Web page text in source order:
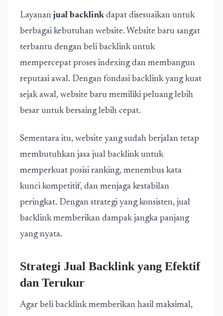
Layanan jual backlink dapat disesuaikan untuk
berbagai kebutuhan website. Website baru sangat
terbantu dengan beli backlink untuk
mempercepat proses indexing dan membangun
reputasi awal. Dengan fondasi backlink yang kuat
sejak awal, website baru memiliki peluang lebih
besar untuk bersaing lebih cepat.
Sementara itu, website yang sudah berjalan tetap
membutuhkan jasa jual backlink untuk
memperkuat posisi ranking, menembus kata
kunci kompetitif, dan menjaga kestabilan
peringkat. Dengan strategi yang konsisten, jual
backlink memberikan dampak jangka panjang
yang nyata.
Strategi Jual Backlink yang Efektif
dan Terukur
Agar beli backlink memberikan hasil maksimal,